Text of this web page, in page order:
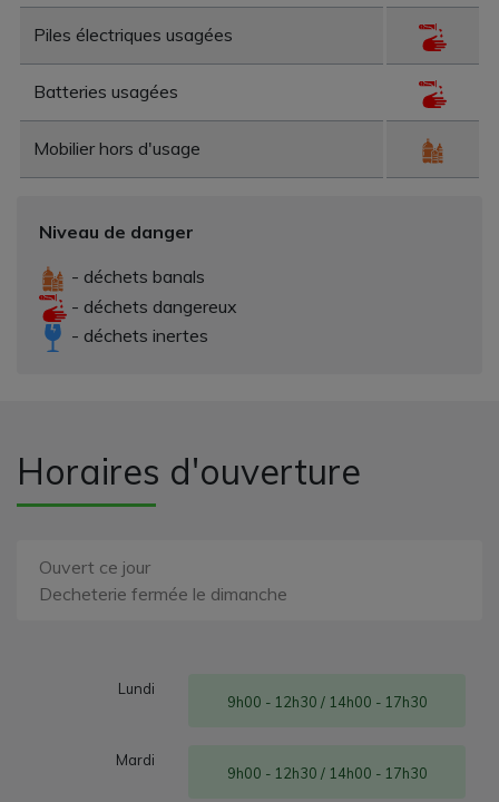
Piles électriques usagées
Batteries usagées
Mobilier hors d'usage
Niveau de danger
- déchets banals
- déchets dangereux
- déchets inertes
Horaires d'ouverture
Ouvert ce jour
Decheterie fermée le dimanche
Lundi
9h00 - 12h30 / 14h00 - 17h30
Mardi
9h00 - 12h30 / 14h00 - 17h30